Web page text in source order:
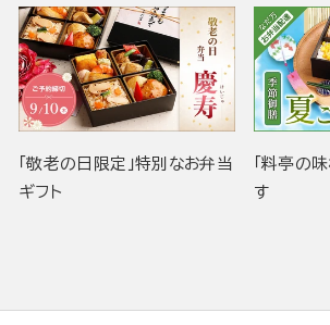
「敬老の日限定」特別なお弁当
ギフト
「料亭の
す